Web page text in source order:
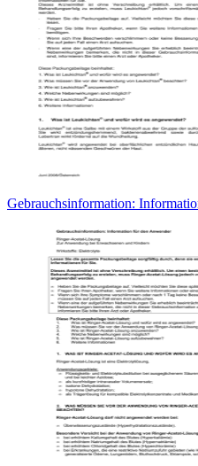
Gebrauchsinformation: